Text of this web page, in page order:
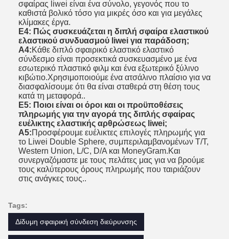
σφαίρας liwei είναι ένα σύνολο, γεγονός που το
καθιστά βολικό τόσο για μικρές όσο και για μεγάλες
κλίμακες έργα.
Ε4: Πώς συσκευάζεται η διπλή σφαίρα ελαστικού
ελαστικού συνδυασμού liwei για παράδοση;
Α4:Κάθε διπλό σφαιρικό ελαστικό ελαστικό
σύνδεσμο είναι προσεκτικά συσκευασμένο με ένα
εσωτερικό πλαστικό φιλμ και ένα εξωτερικό ξύλινο
κιβώτιο.Χρησιμοποιούμε ένα ατσάλινο πλαίσιο για να
διασφαλίσουμε ότι θα είναι σταθερά στη θέση τους
κατά τη μεταφορά..
Ε5: Ποιοι είναι οι όροι και οι προϋποθέσεις
πληρωμής για την αγορά της διπλής σφαίρας
ευέλικτης ελαστικής αρθρώσεως liwei;
Α5:Προσφέρουμε ευέλικτες επιλογές πληρωμής για
το Liwei Double Sphere, συμπεριλαμβανομένων T/T,
Western Union, L/C, D/A και MoneyGram.Και
συνεργαζόμαστε με τους πελάτες μας για να βρούμε
τους καλύτερους όρους πληρωμής που ταιριάζουν
στις ανάγκες τους..
Tags:
Δίδυμη σφαιρική σύνδεση διεύρυνσης